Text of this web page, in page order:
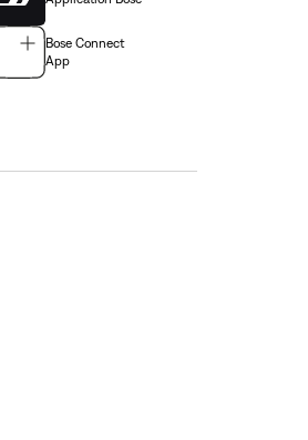
Bose Connect
App